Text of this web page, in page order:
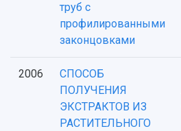
труб с
профилированными
законцовками
2006
СПОСОБ
ПОЛУЧЕНИЯ
ЭКСТРАКТОВ ИЗ
РАСТИТЕЛЬНОГО